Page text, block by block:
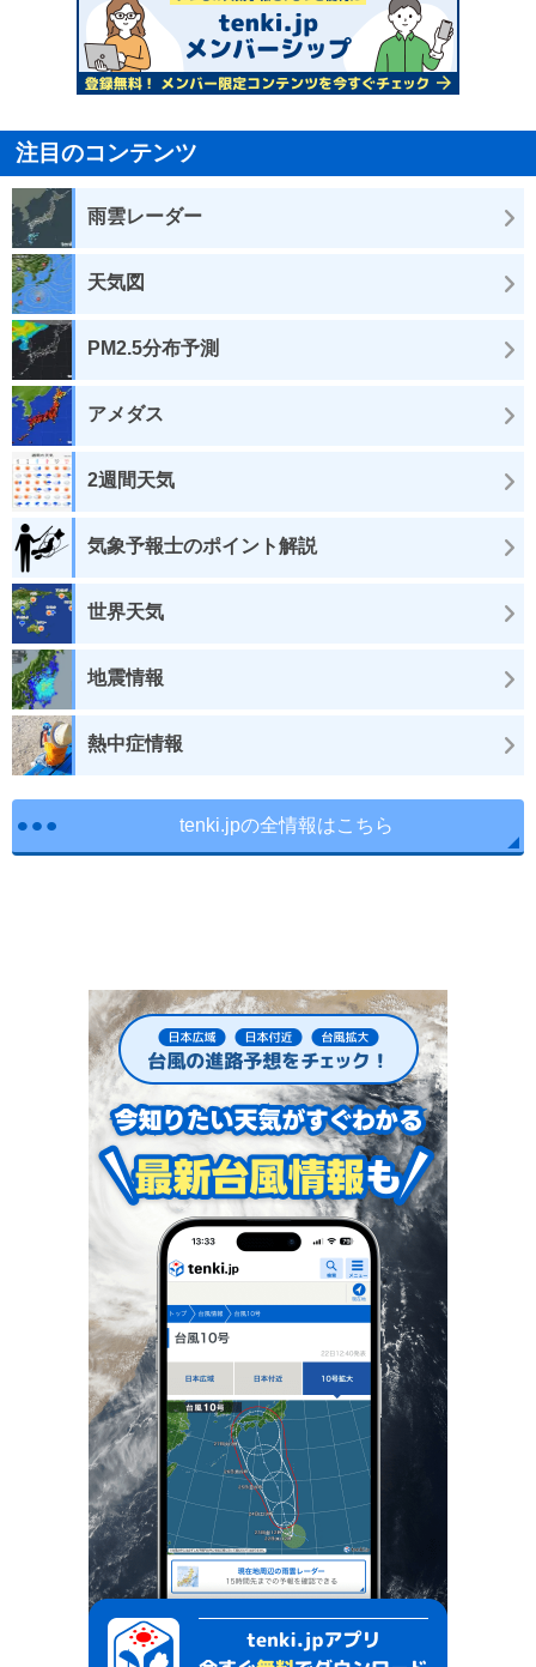
注目のコンテンツ
雨雲レーダー
天気図
PM2.5分布予測
アメダス
2週間天気
気象予報士のポイント解説
世界天気
地震情報
熱中症情報
tenki.jpの全情報はこちら